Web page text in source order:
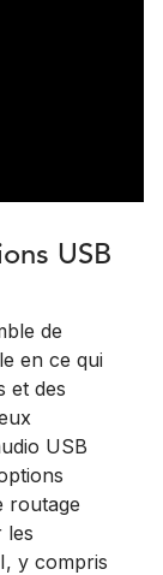
USB
de
en ce qui
et des
USB
routage
les
y compris